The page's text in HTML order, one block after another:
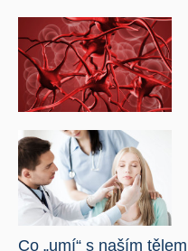
Co „umí“ s naším